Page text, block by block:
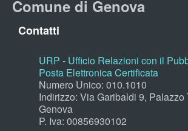
Comune di Genova
Contatti
URP - Ufficio Relazioni con il
Posta Elettronica Certificata
Numero Unico: 010.1010
Indirizzo: Via Garibaldi 9, Palazzo
Genova
P. Iva: 00856930102